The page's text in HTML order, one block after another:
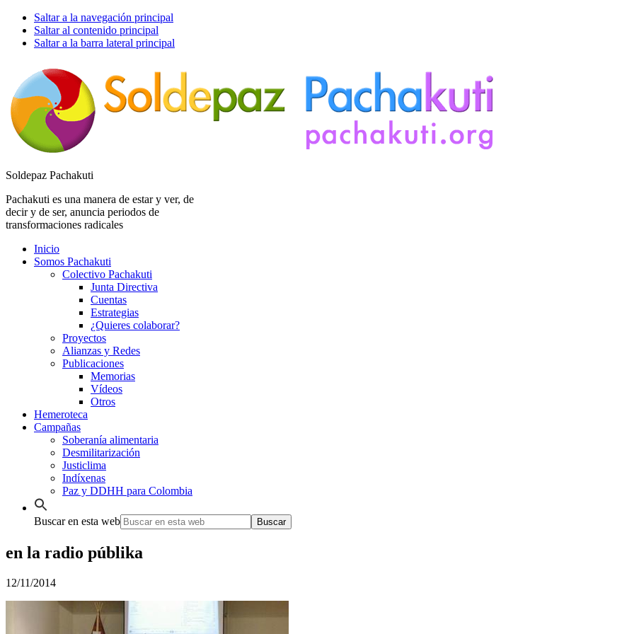
Saltar a la navegación principal
Saltar al contenido principal
Saltar a la barra lateral principal
Soldepaz Pachakuti
Pachakuti es una manera de estar y ver, de
decir y de ser, anuncia periodos de
transformaciones radicales
Inicio
Somos Pachakuti
Colectivo Pachakuti
Junta Directiva
Cuentas
Estrategias
¿Quieres colaborar?
Proyectos
Alianzas y Redes
Publicaciones
Memorias
Vídeos
Otros
Hemeroteca
Campañas
Soberanía alimentaria
Desmilitarización
Justiclima
Indíxenas
Paz y DDHH para Colombia
Buscar en esta web
en la radio públika
12/11/2014